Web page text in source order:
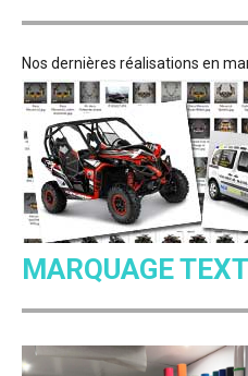
Nos dernières réalisations en
MARQUAGE